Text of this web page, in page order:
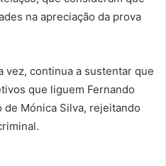
na apreciação da prova
vez, continua a sustentar que
que liguem Fernando
Mónica Silva, rejeitando